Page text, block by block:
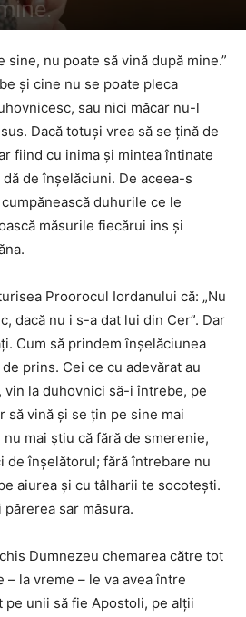
sine, nu poate să vină după mine.”
şi cine nu se poate pleca
sau nici măcar nu-l
Dacă totuşi vrea să se ţină de
fiind cu inima şi mintea întinate
de înşelăciuni. De aceea-s
duhurile ce le
măsurile fiecărui ins şi
Proorocul Iordanului că: „Nu
dacă nu i s-a dat lui din Cer”. Dar
Cum să prindem înşelăciunea
prins. Cei ce cu adevărat au
vin la duhovnici să-i întrebe, pe
să vină şi se ţin pe sine mai
mai ştiu că fără de smerenie,
de înşelătorul; fără întrebare nu
aiurea şi cu tâlharii te socoteşti.
sar măsura.
Dumnezeu chemarea către tot
la vreme – le va avea între
pe unii să fie Apostoli, pe alţii